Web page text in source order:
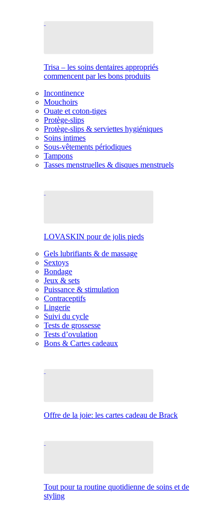
Trisa – les soins dentaires appropriés
commencent par les bons produits
Incontinence
Mouchoirs
Ouate et coton-tiges
Protège-slips
Protège-slips & serviettes hygiéniques
Soins intimes
Sous-vêtements périodiques
Tampons
Tasses menstruelles & disques menstruels
LOVASKIN pour de jolis pieds
Gels lubrifiants & de massage
Sextoys
Bondage
Jeux & sets
Puissance & stimulation
Contraceptifs
Lingerie
Suivi du cycle
Tests de grossesse
Tests d’ovulation
Bons & Cartes cadeaux
Offre de la joie: les cartes cadeau de Brack
Tout pour ta routine quotidienne de soins et de
styling